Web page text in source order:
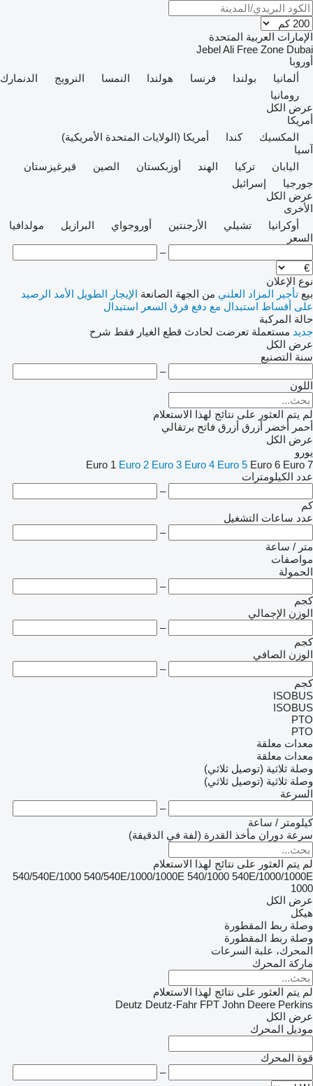
الإمارات العربية المتحدة
Jebel Ali Free Zone Dubai
أوروبا
ألمانيا
بولندا فرنسا هولندا النمسا النرويج
الدنمارك
رومانيا
عرض الكل
أمريكا
المكسيك
كندا
أمريكا (الولايات المتحدة الأمريكية)
آسيا
اليابان
تركيا الهند أوزبكستان الصين
قيرغيزستان
جورجيا
إسرائيل
عرض الكل
الأخرى
أوكرانيا
تشيلي الأرجنتين أوروجواي البرازيل
مولدافيا
السعر
–
نوع الإعلان
بيع تأجير المزاد العلني من الجهة الصانعة الإيجار الطويل الأمد الرصيد
على أقساط استبدال مع دفع فرق السعر استبدال
حالة المركبة
جديد مستعملة تعرضت لحادث قطع الغيار فقط شرح
عرض الكل
سنة التصنيع
–
اللون
لم يتم العثور على نتائج لهذا الاستعلام
أحمر أخضر أزرق أزرق فاتح برتقالي
عرض الكل
يورو
Euro 1 Euro 2 Euro 3 Euro 4 Euro 5 Euro 6 Euro 7
عدد الكيلومترات
–
كم
عدد ساعات التشغيل
–
متر / ساعة
مواصفات
الحمولة
–
كجم
الوزن الإجمالي
–
كجم
الوزن الصافي
–
كجم
ISOBUS
ISOBUS
PTO
PTO
معدات معلقة
معدات معلقة
وصلة ثلاثية (توصيل ثلاثي)
وصلة ثلاثية (توصيل ثلاثي)
السرعة
–
كيلومتر / ساعة
سرعة دوران مأخذ القدرة (لفة في الدقيقة)
لم يتم العثور على نتائج لهذا الاستعلام
540/540E/1000 540/540E/1000/1000E 540/1000 540E/1000/1000E
1000
عرض الكل
هيكل
وصلة ربط المقطورة
وصلة ربط المقطورة
المحرك، علبة السرعات
ماركة المحرك
لم يتم العثور على نتائج لهذا الاستعلام
Deutz Deutz-Fahr FPT John Deere Perkins
عرض الكل
موديل المحرك
قوة المحرك
–